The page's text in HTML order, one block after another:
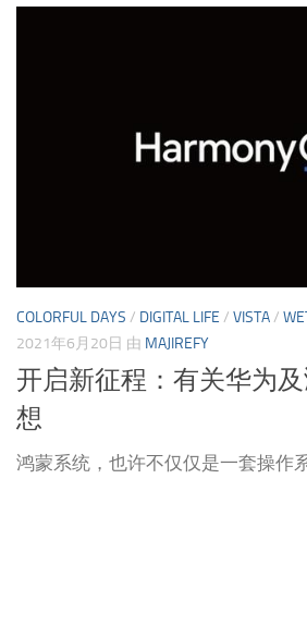
COLORFUL DAYS / DIGITAL LIFE / VISTA/
2021年6月20日 由 MAJIREFY
开启新征程：有关华为
想
鸿蒙系统，也许不仅仅是一套操作